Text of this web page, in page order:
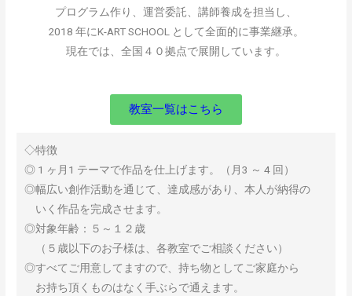
プログラム作り、運営委託、講師養成を担当し、
2018 年にK-ART SCHOOL として全面的に事業継承。
現在では、全国４０拠点で展開しています。
教室一覧はこちら
◇特徴
◎ 1 ヶ月1 テーマで作品を仕上げます。（月3 ～ 4 回）
◎幅広い創作活動を通じて、達成感があり、本人が納得の
いく作品を完成させます。
◎対象年齢：５～１２歳
（５歳以下のお子様は、各教室でご相談ください）
◎すべてご用意してますので、持ち物としてご家庭から
お持ち頂くものはなく手ぶらで通えます。